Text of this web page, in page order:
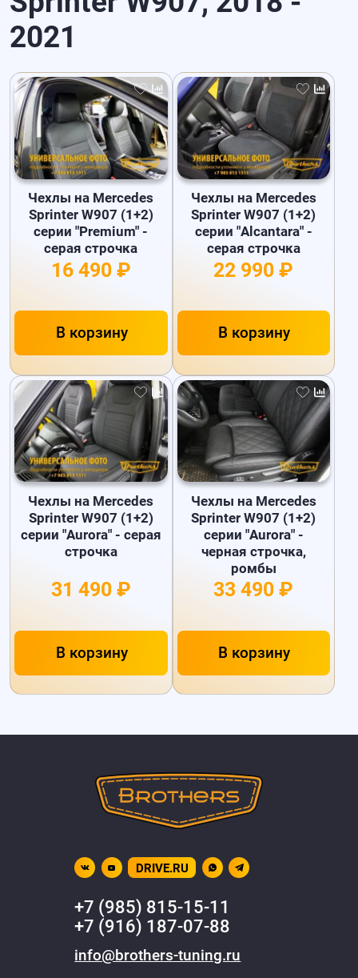
2021
Чехлы на Mercedes
Sprinter W907 (1+2)
серии "Premium" -
серая строчка
16 490 ₽
В корзину
Чехлы на Mercedes
Sprinter W907 (1+2)
серии "Alcantara" -
серая строчка
22 990 ₽
В корзину
Чехлы на Mercedes
Sprinter W907 (1+2)
серии "Aurora" - серая
строчка
31 490 ₽
В корзину
Чехлы на Mercedes
Sprinter W907 (1+2)
серии "Aurora" -
черная строчка,
ромбы
33 490 ₽
В корзину
DRIVE.RU
+7 (985) 815-15-11
+7 (916) 187-07-88
info@brothers-tuning.ru